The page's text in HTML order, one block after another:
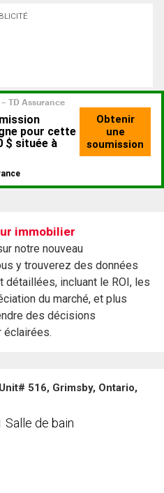
immobilier
notre nouveau
y trouverez des données
incluant le ROI, les
du marché, et plus
des décisions
516, Grimsby, Ontario,
Salle de bain